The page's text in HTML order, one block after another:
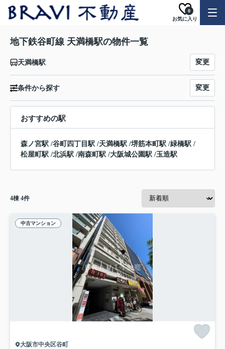
お気に入り
0
地下鉄谷町線 天満橋駅の物件一覧
天満橋駅 変更
条件から探す 変更
おすすめの駅
森ノ宮駅 /谷町四丁目駅 /天満橋駅 /堺筋本町駅 /緑橋駅 /
松屋町駅 /北浜駅 /南森町駅 /大阪城公園駅 /玉造駅
4棟 4件
中古マンション
大阪市中央区谷町